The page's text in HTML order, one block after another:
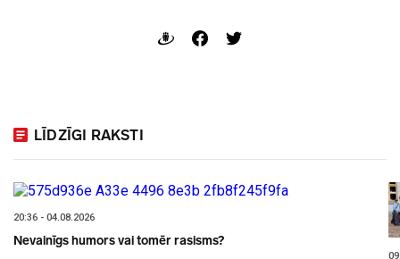
LĪDZĪGI RAKSTI
20:36 - 04.08.2026
Nevainīgs humors vai tomēr rasisms?